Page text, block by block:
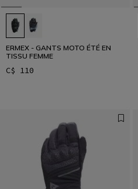
ERMEX - GANTS MOTO ÉTÉ EN
TISSU FEMME
C$ 110